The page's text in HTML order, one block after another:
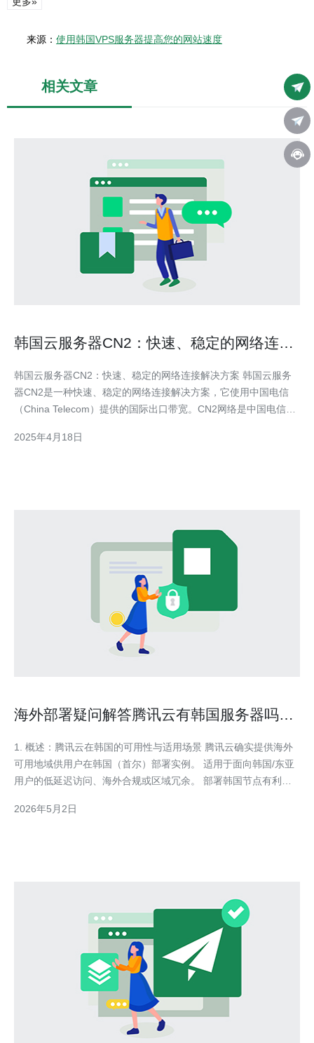
来源： 使用韩国VPS服务器提高您的网站速度
相关文章
韩国云服务器CN2：快速、稳定的网络连接
韩国云服务器CN2：快速、稳定的网络连接解决方案 韩国云服务
器CN2是一种快速、稳定的网络连接解决方案，它使用中国电信
（China Telecom）提供的国际出口带宽。CN2网络是中国电信为
质网络服务。 韩国云服务器CN2具有以下优势：
2025年4月18日
海外部署疑问解答腾讯云有韩国服务器吗吗
1. 概述：腾讯云在韩国的可用性与适用场景 腾讯云确实提供海外
可用地域供用户在韩国（首尔）部署实例。 适用于面向韩国/东亚
用户的低延迟访问、海外合规或区域冗余。 部署韩国节点有利于
Region，韩国Region通常不需要中国ICP，但需完成账号实名与企
2026年5月2日